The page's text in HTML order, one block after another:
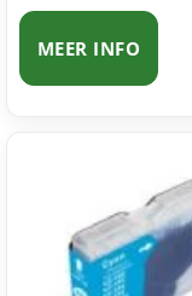
MEER INFO